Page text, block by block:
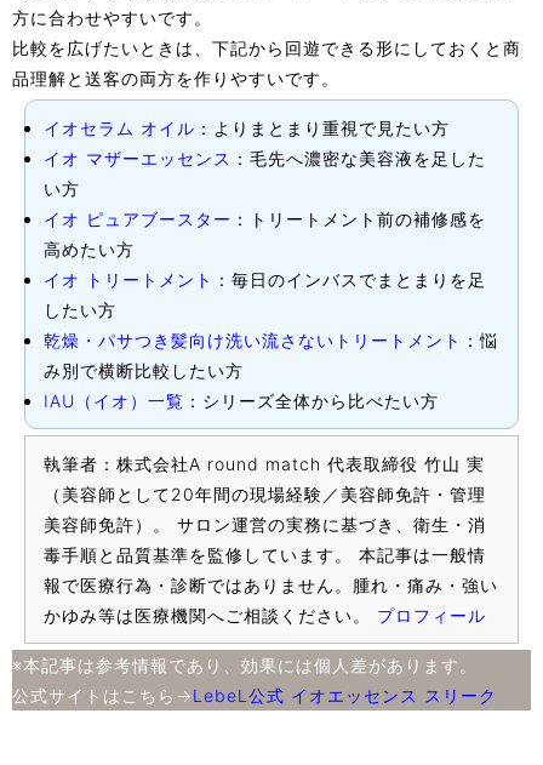
方に合わせやすいです。
比較を広げたいときは、下記から回遊できる形にしておくと商
品理解と送客の両方を作りやすいです。
イオセラム オイル ：よりまとまり重視で見たい方
イオ マザーエッセンス ：毛先へ濃密な美容液を足した
い方
イオ ピュアブースター ：トリートメント前の補修感を
高めたい方
イオ トリートメント ：毎日のインバスでまとまりを足
したい方
乾燥・パサつき髪向け洗い流さないトリートメント ：悩
み別で横断比較したい方
IAU（イオ）一覧 ：シリーズ全体から比べたい方
執筆者：株式会社A round match 代表取締役 竹山 実
（美容師として20年間の現場経験／美容師免許・管理
美容師免許）。 サロン運営の実務に基づき、衛生・消
毒手順と品質基準を監修しています。 本記事は一般情
報で医療行為・診断ではありません。腫れ・痛み・強い
かゆみ等は医療機関へご相談ください。 プロフィール
※本記事は参考情報であり、効果には個人差があります。
公式サイトはこちら→LebeL公式 イオエッセンス スリーク